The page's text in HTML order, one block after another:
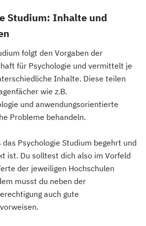
Studium: Inhalte und
folgt den Vorgaben der
für Psychologie und vermittelt je
Inhalte. Diese teilen
wie z.B.
und anwendungsorientierte
Probleme behandeln.
Psychologie Studium begehrt und
ist. Du solltest dich also im Vorfeld
der jeweiligen Hochschulen
musst du neben der
auch gute